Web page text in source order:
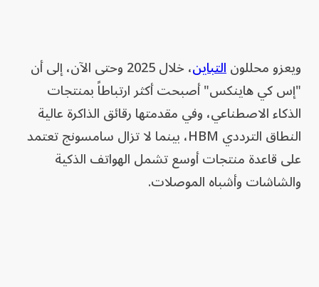
ويعزو محللونالتباين
، خلال 2025 وحتى الآن، إلى أن
"إس كي هاينكس" أصبحت أكثر ارتباطاً بمنتجات
الذكاء الاصطناعي، وفي مقدمتها رقائق الذاكرة عالية
النطاق الترددي HBM، بينما لا تزال سامسونج تعتمد
على قاعدة منتجات أوسع تشمل الهواتف الذكية
والشاشات وأشباه الموصلات.